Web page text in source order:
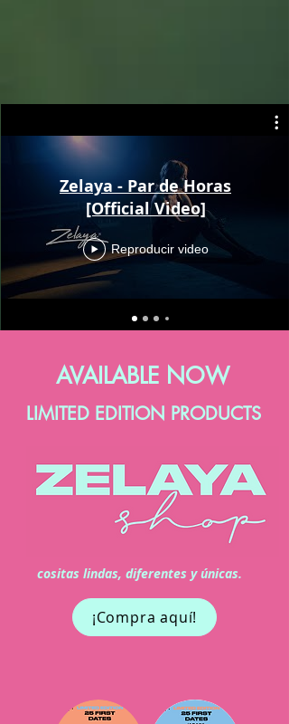
Zelaya - Par de Horas
[Official Video]
Reproducir video
AVAILABLE NOW
LIMITED EDITION PRODUCTS
cositas lindas, diferentes y únicas.
¡Compra aquí!